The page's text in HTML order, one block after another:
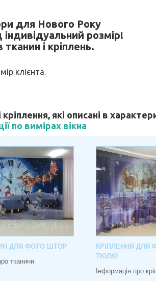
для Нового Року
розмір!
тканин і кріплень.
клієнта.
які описані в
по вимірах вікна
ДЛЯ ФОТО ШТОР
тканини
КРІПЛЕННЯ ДЛЯ
ТЮЛЮ
Інформація про